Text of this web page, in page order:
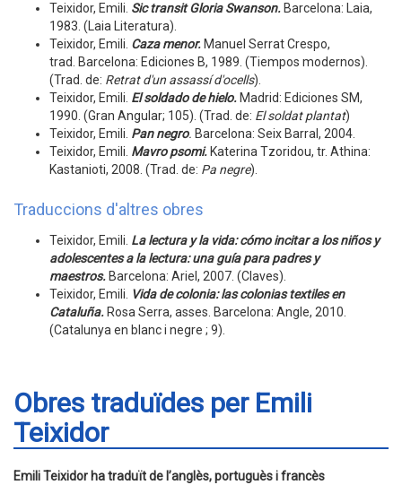
Teixidor, Emili. Sic transit Gloria Swanson. Barcelona: Laia,
1983. (Laia Literatura).
Teixidor, Emili. Caza menor. Manuel Serrat Crespo,
trad. Barcelona: Ediciones B, 1989. (Tiempos modernos).
(Trad. de: Retrat d'un assassí d'ocells).
Teixidor, Emili. El soldado de hielo. Madrid: Ediciones SM,
1990. (Gran Angular; 105). (Trad. de: El soldat plantat)
Teixidor, Emili. Pan negro. Barcelona: Seix Barral, 2004.
Teixidor, Emili. Mavro psomi. Katerina Tzoridou, tr. Athina:
Kastanioti, 2008. (Trad. de: Pa negre).
Traduccions d'altres obres
Teixidor, Emili. La lectura y la vida: cómo incitar a los niños y
adolescentes a la lectura: una guía para padres y
maestros. Barcelona: Ariel, 2007. (Claves).
Teixidor, Emili. Vida de colonia: las colonias textiles en
Cataluña. Rosa Serra, asses. Barcelona: Angle, 2010.
(Catalunya en blanc i negre ; 9).
Obres traduïdes per Emili
Teixidor
Emili Teixidor ha traduït de l’anglès, portuguès i francès